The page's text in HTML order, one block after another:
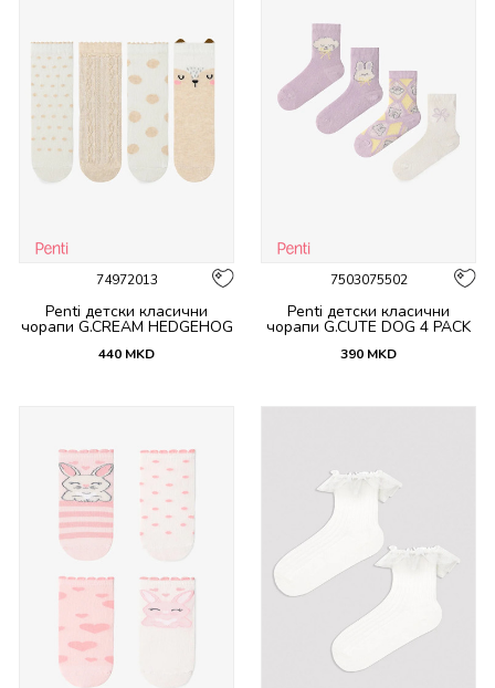
74972013
Penti детски класични
чорапи G.CREAM HEDGEHOG
440 MKD
7503075502
Penti детски класични
чорапи G.CUTE DOG 4 PACK
390 MKD